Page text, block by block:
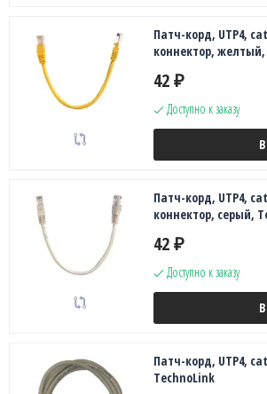
Патч-корд, UTP4,
коннектор,
42 ₽
Доступно к заказу
Патч-корд, UTP4,
коннектор, серый,
42 ₽
Доступно к заказу
Патч-корд, UTP4,
TechnoLink